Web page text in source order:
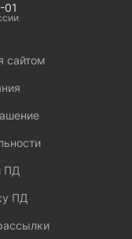
01
сайтом
ПД
ПД